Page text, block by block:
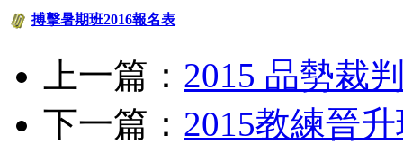
搏擊暑期班2016報名表
上一篇： 2015 品勢裁
下一篇： 2015教練晉